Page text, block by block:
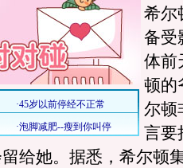
希尔
备受
体前
顿的
尔顿
言要
给她。据悉，希尔顿